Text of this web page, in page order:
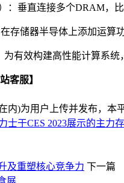
：垂直连接多个DRAM
在存储器半导体上添加运
有效构建高性能计算系统
客服】
内)为用户上传并发布，本
士于CES 2023展示的主力
及重塑核心竞争力 下一篇
展